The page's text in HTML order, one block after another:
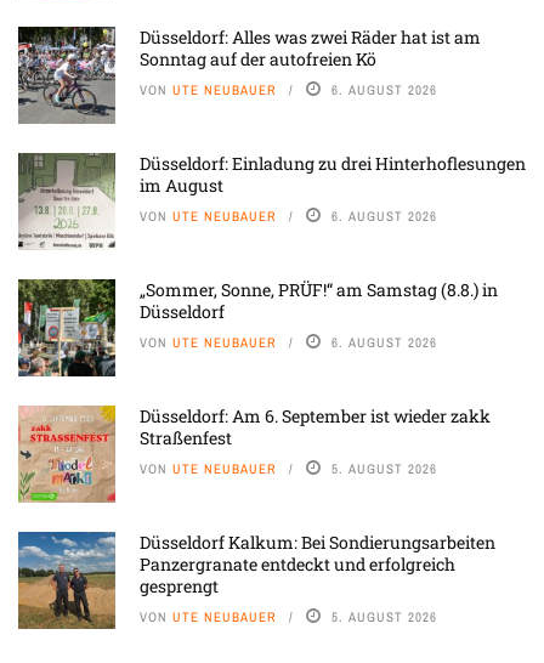
Düsseldorf: Alles was zwei Räder hat ist am
Sonntag auf der autofreien Kö
VON UTE NEUBAUER 6. AUGUST 2026
Düsseldorf: Einladung zu drei Hinterhoflesungen
im August
VON UTE NEUBAUER 6. AUGUST 2026
„Sommer, Sonne, PRÜF!“ am Samstag (8.8.) in
Düsseldorf
VON UTE NEUBAUER 6. AUGUST 2026
Düsseldorf: Am 6. September ist wieder zakk
Straßenfest
VON UTE NEUBAUER 5. AUGUST 2026
Düsseldorf Kalkum: Bei Sondierungsarbeiten
Panzergranate entdeckt und erfolgreich
gesprengt
VON UTE NEUBAUER 5. AUGUST 2026